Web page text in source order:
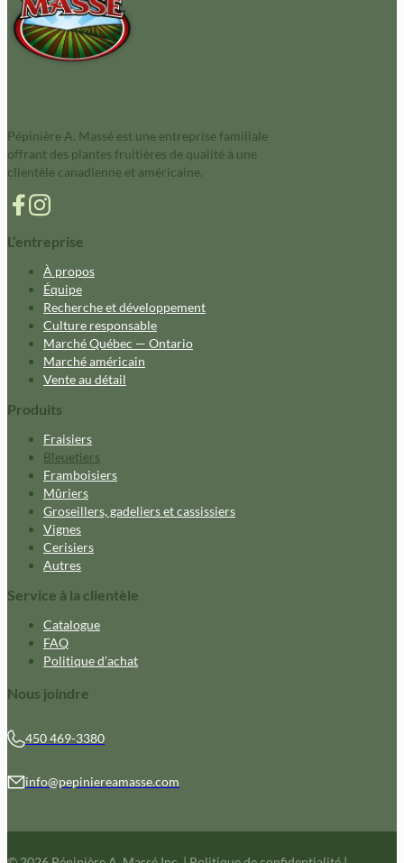
Pépinière A. Massé est une entreprise familiale
offrant des plantes fruitières de qualité à une
clientèle canadienne et américaine.
L’entreprise
À propos
Équipe
Recherche et développement
Culture responsable
Marché Québec — Ontario
Marché américain
Vente au détail
Produits
Fraisiers
Bleuetiers
Framboisiers
Mûriers
Groseillers, gadeliers et cassissiers
Vignes
Cerisiers
Autres
Service à la clientèle
Catalogue
FAQ
Politique d’achat
Nous joindre
450 469-3380
info@pepiniereamasse.com